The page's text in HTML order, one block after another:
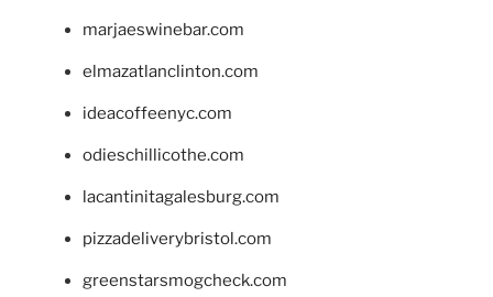
marjaeswinebar.com
elmazatlanclinton.com
ideacoffeenyc.com
odieschillicothe.com
lacantinitagalesburg.com
pizzadeliverybristol.com
greenstarsmogcheck.com